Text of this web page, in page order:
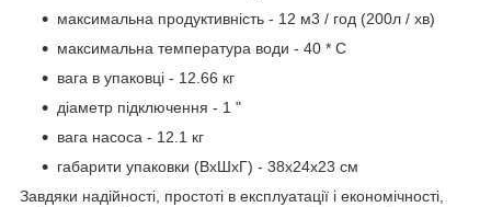
максимальна продуктивність - 12 м3 / год (200л / хв)
максимальна температура води - 40 * С
вага в упаковці - 12.66 кг
діаметр підключення - 1 "
вага насоса - 12.1 кг
габарити упаковки (ВхШхГ) - 38х24х23 см
Завдяки надійності, простоті в експлуатації і економічності,